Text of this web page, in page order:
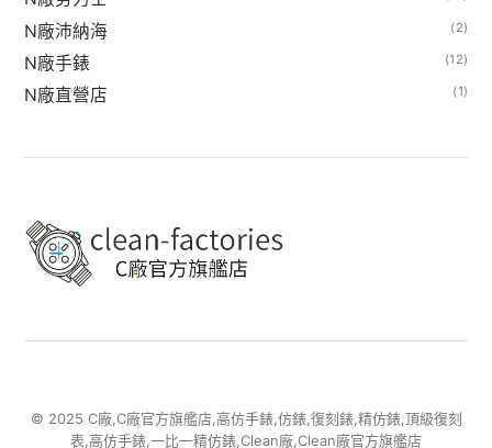
N廠沛納海 (2)
N廠手錶 (12)
N廠直營店 (1)
© 2025 C廠,C廠官方旗艦店,高仿手錶,仿錶,復刻錶,精仿錶,頂級復刻
表,高仿手錶,一比一精仿錶,Clean廠,Clean廠官方旗艦店